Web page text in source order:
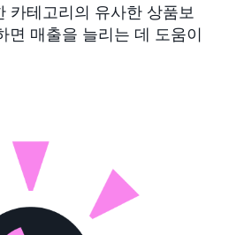
카테고리의 유사한 상품보
면 매출을 늘리는 데 도움이